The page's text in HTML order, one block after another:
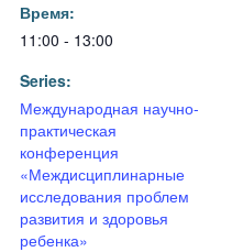
Время:
11:00 - 13:00
Series:
Международная научно-
практическая
конференция
«Междисциплинарные
исследования проблем
развития и здоровья
ребенка»